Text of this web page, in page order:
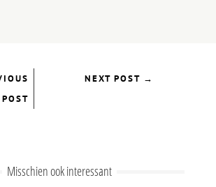
POST
NEXT POST →
Misschien ook interessant